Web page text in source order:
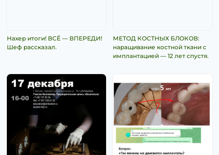
Нахер итоги! ВСЁ — ВПЕРЕДИ!
Шеф рассказал.
МЕТОД КОСТНЫХ БЛОКОВ:
наращивание костной ткани с
имплантацией — 12 лет спустя.